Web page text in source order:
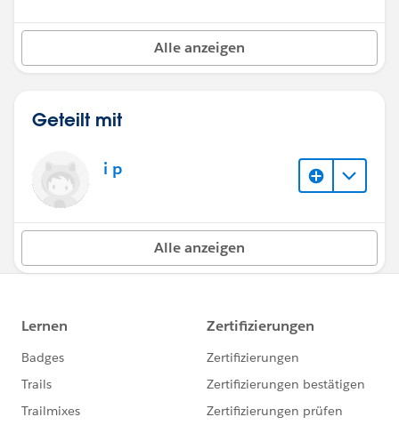
Alle anzeigen
Geteilt mit
i p
Alle anzeigen